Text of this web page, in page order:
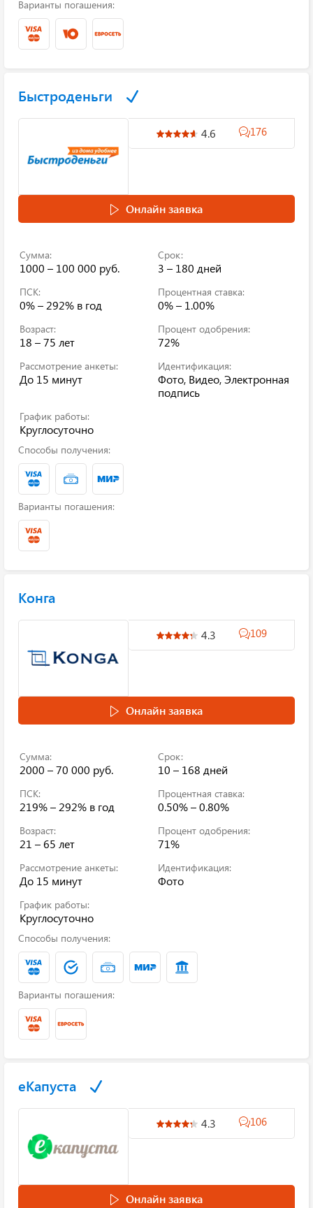
Варианты погашения:
Быстроденьги
4.6 176
Онлайн заявка
Сумма:
1000 – 100 000 руб.
Срок:
3 – 180 дней
ПСК:
0% – 292% в год
Процентная ставка:
0% – 1.00%
Возраст:
18 – 75 лет
Процент одобрения:
72%
Рассмотрение анкеты:
До 15 минут
Идентификация:
Фото, Видео, Электронная
подпись
График работы:
Круглосуточно
Способы получения:
Варианты погашения:
Конга
4.3 109
Онлайн заявка
Сумма:
2000 – 70 000 руб.
Срок:
10 – 168 дней
ПСК:
219% – 292% в год
Процентная ставка:
0.50% – 0.80%
Возраст:
21 – 65 лет
Процент одобрения:
71%
Рассмотрение анкеты:
До 15 минут
Идентификация:
Фото
График работы:
Круглосуточно
Способы получения:
Варианты погашения:
еКапуста
4.3 106
Онлайн заявка